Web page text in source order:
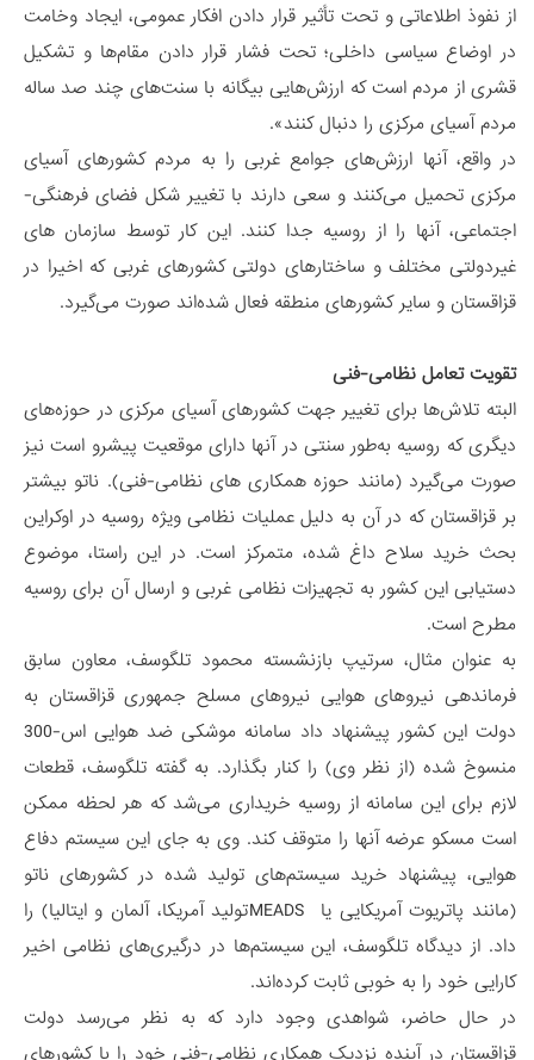
از نفوذ اطلاعاتی و تحت تأثیر قرار دادن افکار عمومی، ایجاد وخامت
در اوضاع سیاسی داخلی؛ تحت فشار قرار دادن مقام‌ها و تشکیل
قشری از مردم است که ارزش‌هایی بیگانه با سنت‌های چند صد ساله
مردم آسیای مرکزی را دنبال کنند».
در واقع، آنها ارزش‌های جوامع غربی را به مردم کشورهای آسیای
مرکزی تحمیل می‌کنند و سعی دارند با تغییر شکل فضای فرهنگی-
اجتماعی، آنها را از روسیه جدا کنند. این کار توسط سازمان های
غیردولتی مختلف و ساختارهای دولتی کشورهای غربی که اخیرا در
قزاقستان و سایر کشورهای منطقه فعال شده‌اند صورت می‌گیرد.
تقویت تعامل نظامی-فنی
البته تلاش‌ها برای تغییر جهت کشورهای آسیای مرکزی در حوزه‌های
دیگری که روسیه به‌طور سنتی در آنها دارای موقعیت پیشرو است نیز
صورت می‌گیرد (مانند حوزه همکاری های نظامی-فنی). ناتو بیشتر
بر قزاقستان که در آن به دلیل عملیات نظامی ویژه روسیه در اوکراین
بحث خرید سلاح داغ شده، متمرکز است. در این راستا، موضوع
دستیابی این کشور به تجهیزات نظامی غربی و ارسال آن برای روسیه
مطرح است.
به عنوان مثال، سرتیپ بازنشسته محمود تلگوسف، معاون سابق
فرماندهی نیروهای هوایی نیروهای مسلح جمهوری قزاقستان به
دولت این کشور پیشنهاد داد سامانه موشکی ضد هوایی اس-300
منسوخ شده (از نظر وی) را کنار بگذارد. به گفته تلگوسف، قطعات
لازم برای این سامانه از روسیه خریداری می‌شد که هر لحظه ممکن
است مسکو عرضه آنها را متوقف کند. وی به جای این سیستم دفاع
هوایی، پیشنهاد خرید سیستم‌های تولید شده در کشورهای ناتو
(مانند پاتریوت آمریکایی یا MEADSتولید آمریکا، آلمان و ایتالیا) را
داد. از دیدگاه تلگوسف، این سیستم‌ها در درگیری‌های نظامی اخیر
کارایی خود را به خوبی ثابت کرده‌اند.
در حال حاضر، شواهدی وجود دارد که به نظر می‌رسد دولت
قزاقستان در آینده نزدیک همکاری نظامی-فنی خود را با کشورهای